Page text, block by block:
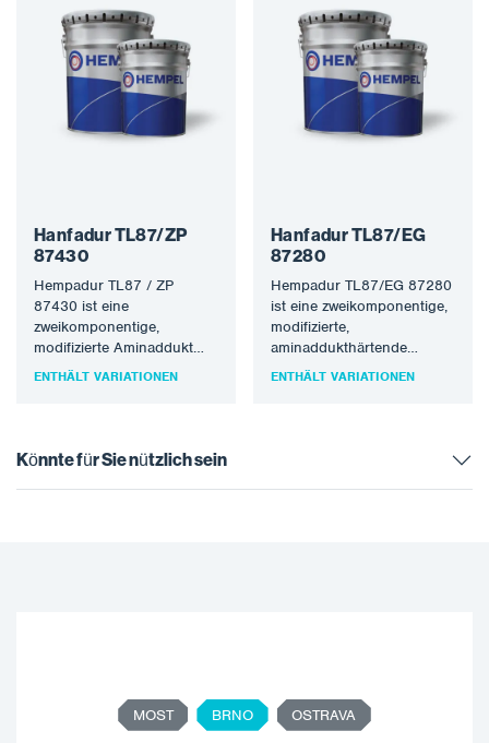
Hanfadur TL87/ZP
87430
Hempadur TL87 / ZP
87430 ist eine
zweikomponentige,
modifizierte Aminaddukt
härtende
ENTHÄLT VARIATIONEN
Hanfadur TL87/EG
87280
Hempadur TL87/EG 87280
ist eine zweikomponentige,
modifizierte,
aminaddukthärtende
Epoxidbeschichtung mit
ENTHÄLT VARIATIONEN
Könnte für Sie nützlich sein
MOST BRNO OSTRAVA